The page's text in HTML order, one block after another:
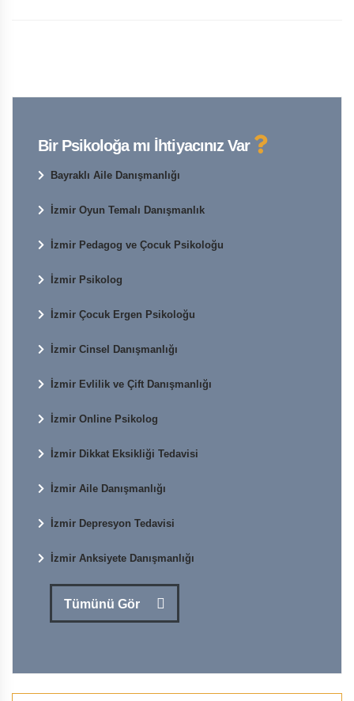
Bir Psikoloğa mı İhtiyacınız Var
Bayraklı Aile Danışmanlığı
İzmir Oyun Temalı Danışmanlık
İzmir Pedagog ve Çocuk Psikoloğu
İzmir Psikolog
İzmir Çocuk Ergen Psikoloğu
İzmir Cinsel Danışmanlığı
İzmir Evlilik ve Çift Danışmanlığı
İzmir Online Psikolog
İzmir Dikkat Eksikliği Tedavisi
İzmir Aile Danışmanlığı
İzmir Depresyon Tedavisi
İzmir Anksiyete Danışmanlığı
Tümünü Gör